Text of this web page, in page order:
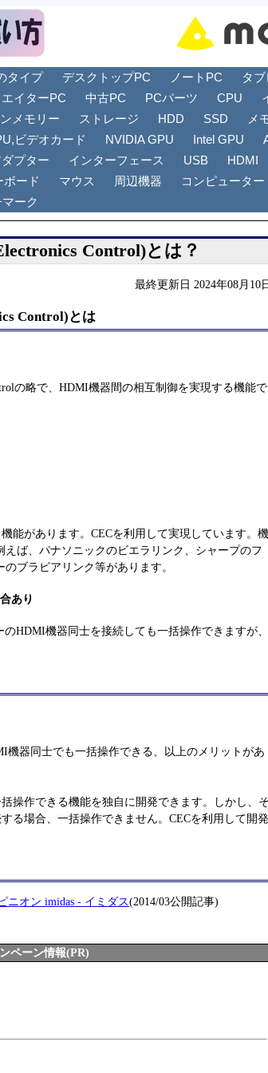
タイプ デスクトップPC ノートPC タ
エイターPC 中古PC PCパーツ CPU
メモリー ストレージ HDD SSD メ
ビデオカード NVIDIA GPU Intel GPU
プター インターフェース USB HDMI
ボード マウス 周辺機器 コンピューター
ーク
Control)とは？
最終更新日 2024年08月10
Control)とは
の略で、HDMI機器間の相互制御を実現する機能で
能があります。CECを利用して実現しています。機
ば、パナソニックのビエラリンク、シャープのフ
ブラビアリンク等があります。
あり
HDMI機器同士を接続しても一括操作できますが、
機器同士でも一括操作できる、以上のメリットがあ
操作できる機能を独自に開発できます。しかし、そ
る場合、一括操作できません。CECを利用して開発
ニオン imidas - イミダス(2014/03公開記事)
ペーン情報(PR)